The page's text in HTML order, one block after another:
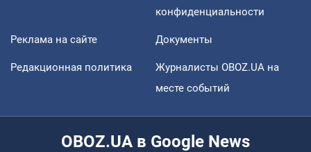
конфиденциальности
Реклама на сайте Документы
Редакционная политика
Журналисты OBOZ.UA на
месте событий
OBOZ.UA в Google News